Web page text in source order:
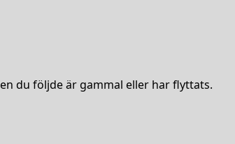
du följde är gammal eller har flyttats.